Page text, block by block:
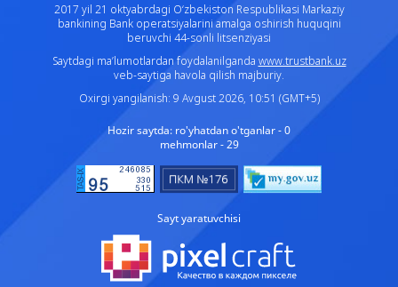
2017 yil 21 oktyabrdagi O‘zbekiston Respublikasi Markaziy
bankining Bank operatsiyalarini amalga oshirish huquqini
beruvchi 44-sonli litsenziyasi
Saytdagi ma’lumotlardan foydalanilganda www.trustbank.uz
veb-saytiga havola qilish majburiy.
Oxirgi yangilanish: 9 Avgust 2026, 10:51 (GMT+5)
Hozir saytda: ro'yhatdan o'tganlar - 0
mehmonlar - 29
Sayt yaratuvchisi